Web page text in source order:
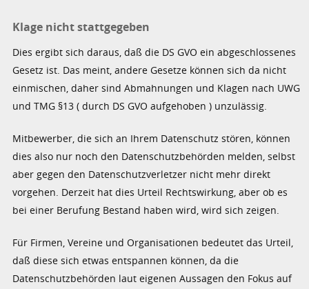
Klage nicht stattgegeben
Dies ergibt sich daraus, daß die DS GVO ein abgeschlossenes
Gesetz ist. Das meint, andere Gesetze können sich da nicht
einmischen, daher sind Abmahnungen und Klagen nach UWG
und TMG §13 ( durch DS GVO aufgehoben ) unzulässig.
Mitbewerber, die sich an Ihrem Datenschutz stören, können
dies also nur noch den Datenschutzbehörden melden, selbst
aber gegen den Datenschutzverletzer nicht mehr direkt
vorgehen. Derzeit hat dies Urteil Rechtswirkung, aber ob es
bei einer Berufung Bestand haben wird, wird sich zeigen.
Für Firmen, Vereine und Organisationen bedeutet das Urteil,
daß diese sich etwas entspannen können, da die
Datenschutzbehörden laut eigenen Aussagen den Fokus auf